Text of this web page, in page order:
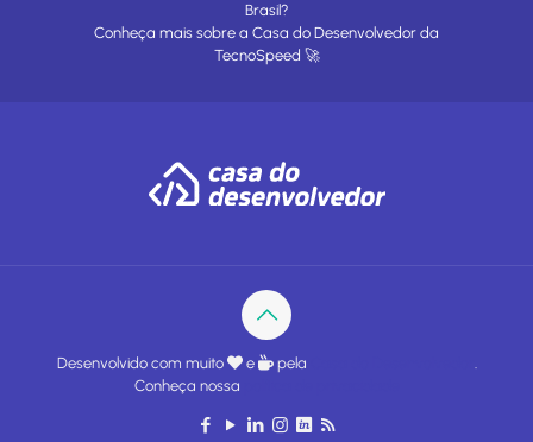
Brasil?
Conheça mais sobre a Casa do Desenvolvedor da
TecnoSpeed 🚀
Desenvolvido com muito e pela
.
Conheça nossa